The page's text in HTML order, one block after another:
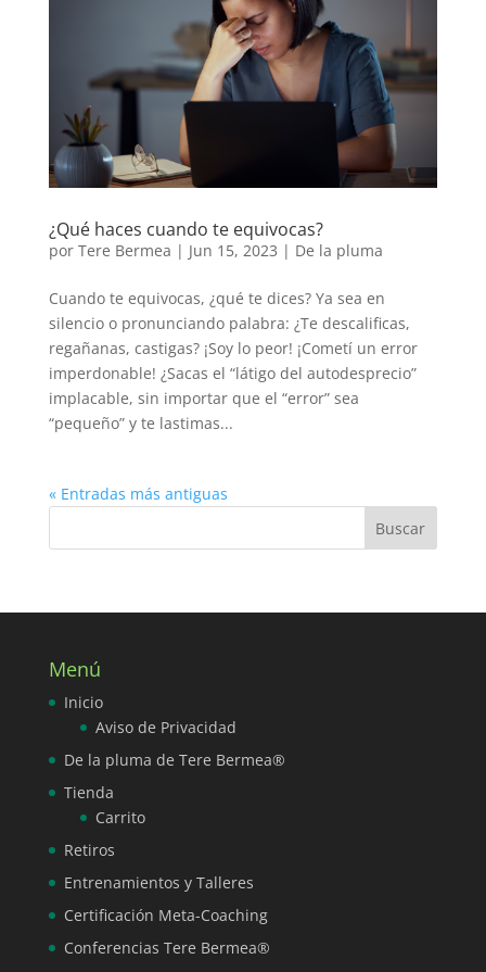
¿Qué haces cuando te equivocas?
por Tere Bermea | Jun 15, 2023 | De la pluma
Cuando te equivocas, ¿qué te dices? Ya sea en
silencio o pronunciando palabra: ¿Te descalificas,
regañanas, castigas? ¡Soy lo peor! ¡Cometí un error
imperdonable! ¿Sacas el “látigo del autodesprecio”
implacable, sin importar que el “error” sea
“pequeño” y te lastimas...
« Entradas más antiguas
Menú
Inicio
Aviso de Privacidad
De la pluma de Tere Bermea®
Tienda
Carrito
Retiros
Entrenamientos y Talleres
Certificación Meta-Coaching
Conferencias Tere Bermea®